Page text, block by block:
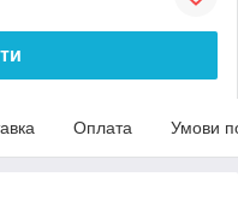
Оплата Умови